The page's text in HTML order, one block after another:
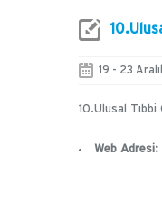
19 - 23
10.Ulusal
Web Adresi: